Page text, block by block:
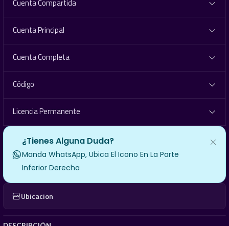
Cuenta Compartida
Cuenta Principal
Cuenta Completa
Código
Licencia Permanente
¿Tienes Alguna Duda?
Manda WhatsApp, Ubica El Icono En La Parte
Inferior Derecha
Ubicacion